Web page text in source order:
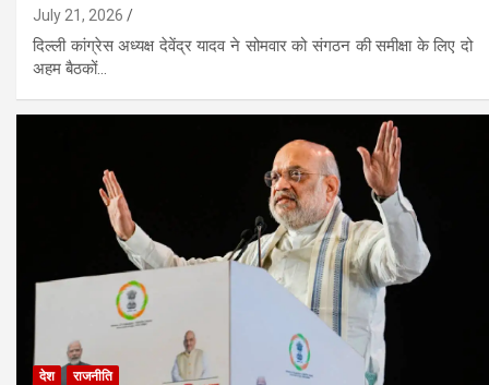
July 21, 2026
दिल्ली कांग्रेस अध्यक्ष देवेंद्र यादव ने सोमवार को संगठन की समीक्षा के लिए दो
अहम बैठकों…
देश राजनीति